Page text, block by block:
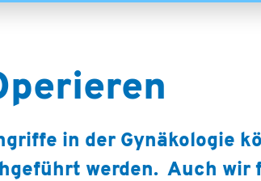
in der Gynäkologie
werden. Auch wir